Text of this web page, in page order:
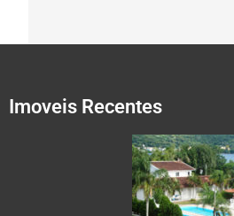
Imoveis Recentes